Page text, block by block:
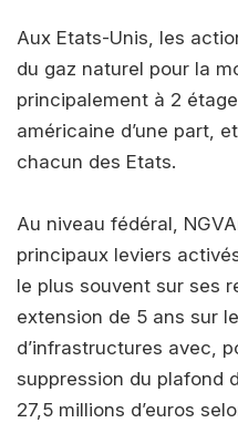
Aux Etats-Unis, les
du gaz naturel pour la
principalement à 2
américaine d’une part,
chacun des Etats.
Au niveau fédéral,
principaux leviers
le plus souvent sur ses
extension de 5 ans sur
d’infrastructures avec,
suppression du plafond
27,5 millions d’euros